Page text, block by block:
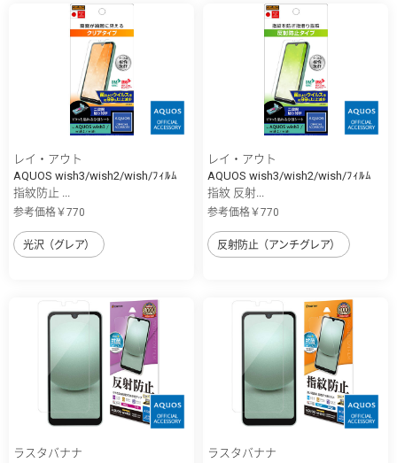
レイ・アウト
AQUOS wish3/wish2/wish/ﾌｨﾙﾑ
指紋防止 ...
参考価格￥770
光沢（グレア）
レイ・アウト
AQUOS wish3/wish2/wish/ﾌｨﾙﾑ
指紋 反射...
参考価格￥770
反射防止（アンチグレア）
ラスタバナナ
ラスタバナナ